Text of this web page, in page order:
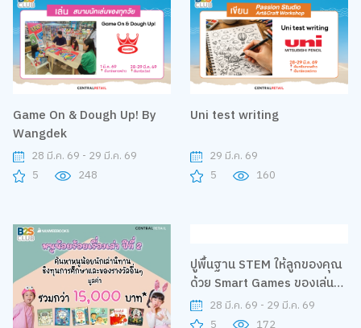
Game On & Dough Up! By
Wangdek
28 มี.ค. 69 - 29 มี.ค. 69
5
248
Uni test writing
29 มี.ค. 69
5
160